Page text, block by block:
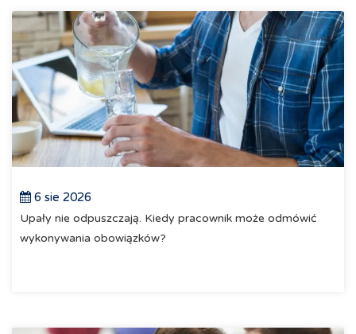
6 sie 2026
Upały nie odpuszczają. Kiedy pracownik może odmówić
wykonywania obowiązków?